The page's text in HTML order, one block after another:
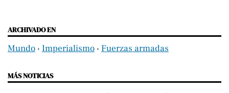
ARCHIVADO EN
Mundo ‧ Imperialismo ‧ Fuerzas armadas
MÁS NOTICIAS